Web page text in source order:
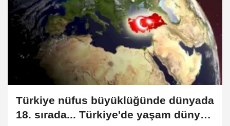
Türkiye nüfus büyüklüğünde dünyada
18. sırada... Türkiye'de yaşam dünya